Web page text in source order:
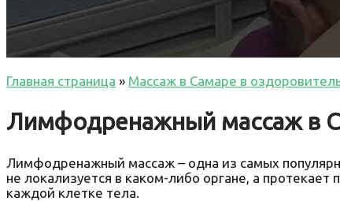
Главная страница » Массаж в Самаре в
Лимфодренажный массаж в
Лимфодренажный массаж – одна из самых
не локализуется в каком-либо органе, а протекает
каждой клетке тела.